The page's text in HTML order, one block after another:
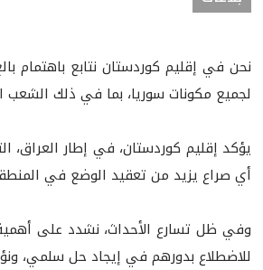
نحن في إقليم كوردستان نتابع باهتمام
لجميع مكونات سوريا، بما في ذلك
يؤكد إقليم كوردستان، في إطار العراق،
أي صراع يزيد من تعقيد الوضع في
وفي ظل تسارع الأحداث، نشدد على
للاضطلاع بدورهم في إيجاد حل سلمي،